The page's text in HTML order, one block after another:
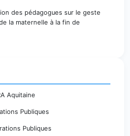
des pédagogues sur le geste
la maternelle à la fin de
Aquitaine
Publiques
Publiques